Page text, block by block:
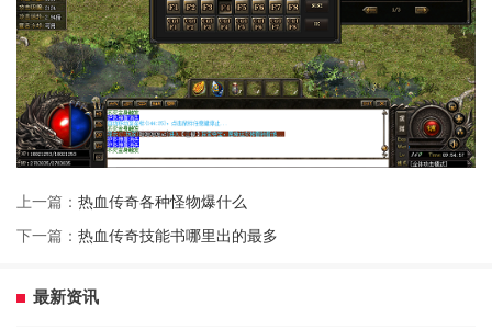
上一篇： 热血传奇各种怪物爆什么
下一篇： 热血传奇技能书哪里出的最多
最新资讯